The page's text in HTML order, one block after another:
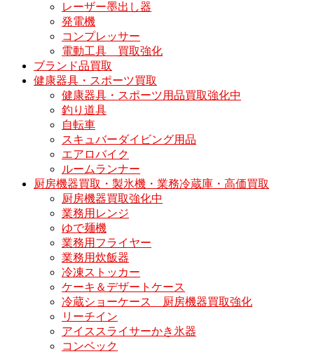
レーザー墨出し器
発電機
コンプレッサー
電動工具 買取強化
ブランド品買取
健康器具・スポーツ買取
健康器具・スポーツ用品買取強化中
釣り道具
自転車
スキュバーダイビング用品
エアロバイク
ルームランナー
厨房機器買取・製氷機・業務冷蔵庫・高価買取
厨房機器買取強化中
業務用レンジ
ゆで麺機
業務用フライヤー
業務用炊飯器
冷凍ストッカー
ケーキ＆デザートケース
冷蔵ショーケース 厨房機器買取強化
リーチイン
アイススライサーかき氷器
コンベック